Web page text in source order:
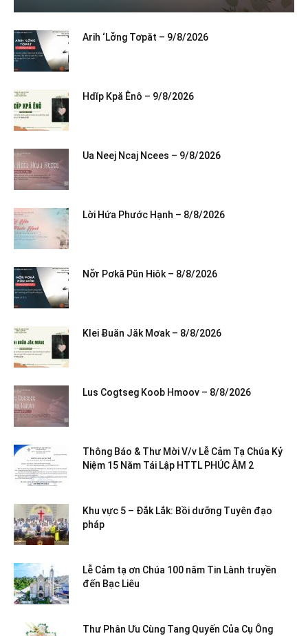
Arih ‘Lơ̆ng Tơpăt – 9/8/2026
Hdĭp Kpă Ênô – 9/8/2026
Ua Neej Ncaj Ncees – 9/8/2026
Lời Hứa Phước Hạnh – 8/8/2026
Nơ̆r Pơkă Pŭn Hiôk – 8/8/2026
Klei Ƀuăn Jăk Mơak – 8/8/2026
Lus Cogtseg Koob Hmoov – 8/8/2026
Thông Báo & Thư Mời V/v Lễ Cảm Tạ Chúa Kỷ
Niệm 15 Năm Tái Lập HTTL PHÚC ÂM 2
Khu vực 5 – Đắk Lắk: Bồi dưỡng Tuyên đạo
pháp
Lễ Cảm tạ ơn Chúa 100 năm Tin Lành truyền
đến Bạc Liêu
Thư Phân Ưu Cùng Tang Quyến Của Cụ Ông